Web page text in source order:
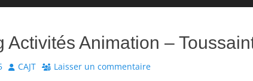
Activités Animation –
Author
CAJT Laisser un commentaire